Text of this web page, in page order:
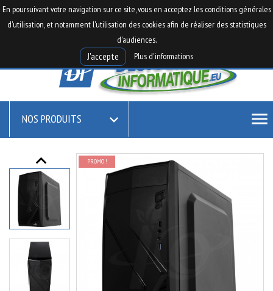
En poursuivant votre navigation sur ce site, vous en acceptez les conditions générales
d'utilisation, et notamment l'utilisation des cookies afin de réaliser des statistiques
d'audiences.
J'accepte Plus d'informations
  shopping_cart
0
NOS PRODUITS  menu
keyboard_arrow_up PROMO !